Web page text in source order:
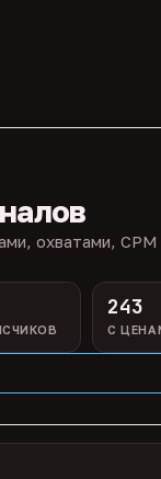
охватами, CPM
243
С